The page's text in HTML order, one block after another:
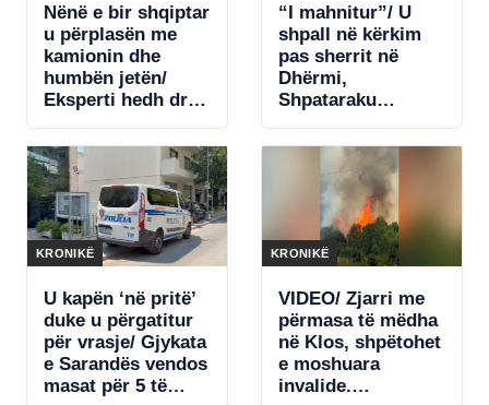
Nënë e bir shqiptar
u përplasën me
kamionin dhe
humbën jetën/
Eksperti hedh dritë
tragjik: Diçka e
shpërqendroi
shoferin
“I mahnitur”/ U
shpall në kërkim
pas sherrit në
Dhërmi,
Shpataraku
kolegët: Për një
debat u aktivizuan
të gjitha
strukturat! Nuk
kërcënova askënd
me armë
KRONIKË
U kapën ‘në pritë’
duke u përgatitur
për vrasje/ Gjykata
e Sarandës vendos
masat për 5 të
KRONIKË
VIDEO/ Zjarri me
përmasa të mëdha
në Klos, shpëtohet
e moshuara
invalide.